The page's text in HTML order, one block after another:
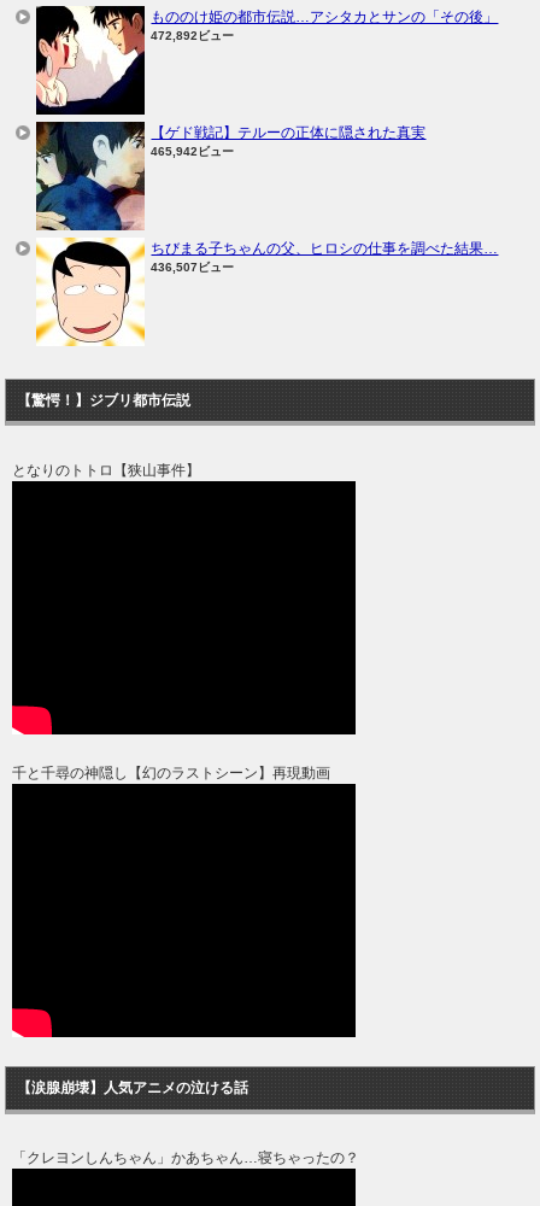
もののけ姫の都市伝説…アシタカとサンの「その後」
472,892ビュー
【ゲド戦記】テルーの正体に隠された真実
465,942ビュー
ちびまる子ちゃんの父、ヒロシの仕事を調べた結果…
436,507ビュー
【驚愕！】ジブリ都市伝説
となりのトトロ【狭山事件】
千と千尋の神隠し【幻のラストシーン】再現動画
【涙腺崩壊】人気アニメの泣ける話
「クレヨンしんちゃん」かあちゃん…寝ちゃったの？